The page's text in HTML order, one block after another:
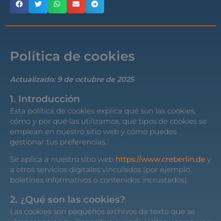
Política de cookies
Actualizado: 9 de octubre de 2025
1. Introducción
Esta política de cookies explica qué son las cookies,
cómo y por qué las utilizamos, qué tipos de cookies se
emplean en nuestro sitio web y cómo puedes
gestionar tus preferencias.
Se aplica a nuestro sitio web https://www.creberlin.de y
a otros servicios digitales vinculados (por ejemplo,
boletines informativos o contenidos incrustados).
2. ¿Qué son las cookies?
Las cookies son pequeños archivos de texto que se